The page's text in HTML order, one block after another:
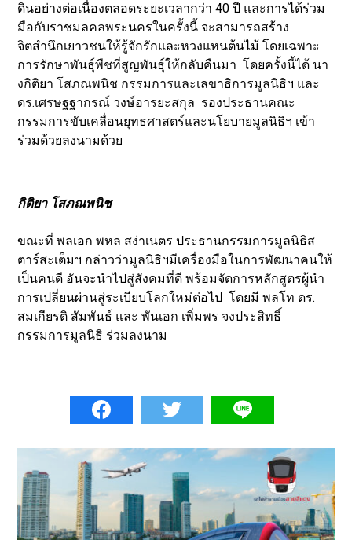
ดินอย่างต่อเนื่องตลอดระยะเวลากว่า 40 ปี และการได้ร่วม
มือกับราชมลคลพระนครในครั้งนี้ จะสามารถสร้าง
จิตสำนึกเยาวชนให้รู้จักรักและหวงแหนต้นไม้ โดยเฉพาะ
การรักษาพันธุ์พืชที่สูญพันธุ์ให้กลับคืนมา โดยครั้งนี้ได้ นา
งกิติยา โสภณพนิช กรรมการและเลขาธิการมูลนิธิฯ และ
ดร.เศรษฐฐากรณ์ วงษ์อารยะสกุล รองประธานคณะ
กรรมการขับเคลื่อนยุทธศาสตร์และนโยบายมูลนิธิฯ เข้า
ร่วมด้วยลงนามด้วย
กิติยา โสภณพนิช
ขณะที่ พลเอก พหล สง่าเนตร ประธานกรรมการมูลนิธิส
ตาร์สะเต็มฯ กล่าวว่ามูลนิธิฯมีเครื่องมือในการพัฒนาคนให้
เป็นคนดี อันจะนำไปสู่สังคมที่ดี พร้อมจัดการหลักสูตรผู้นำ
การเปลี่ยนผ่านสู่ระเบียบโลกใหม่ต่อไป โดยมี พลโท ดร.
สมเกียรติ สัมพันธ์ และ พันเอก เพิ่มพร จงประสิทธิ์
กรรมการมูลนิธิ ร่วมลงนาม